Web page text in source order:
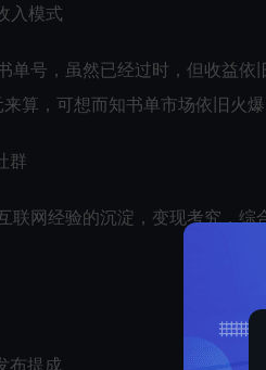
入模式
单号，虽然已经过时，但收益
算，可想而知书单市场依旧火爆
群
联网经验的沉淀，变现考究，
布提成